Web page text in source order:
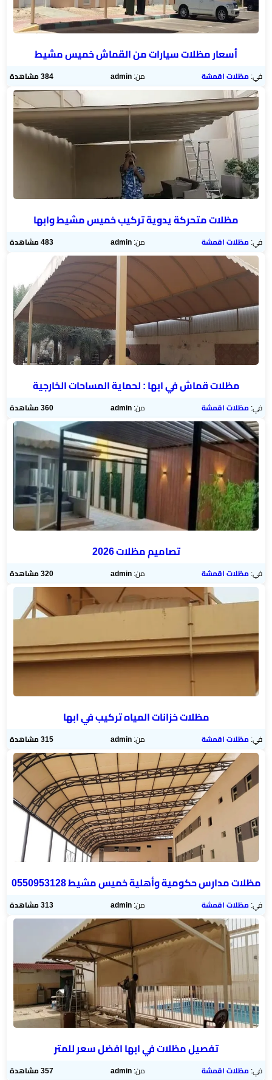
أسعار مظلات سيارات من القماش خميس مشيط
في:مظلات اقمشة من:admin 384 مشاهدة
مظلات متحركة يدوية تركيب خميس مشيط وابها
في:مظلات اقمشة من:admin 483 مشاهدة
مظلات قماش في ابها : لحماية المساحات الخارجية
في:مظلات اقمشة من:admin 360 مشاهدة
تصاميم مظلات 2026
في:مظلات اقمشة من:admin 320 مشاهدة
مظلات خزانات المياه تركيب في ابها
في:مظلات اقمشة من:admin 315 مشاهدة
مظلات مدارس حكومية وأهلية خميس مشيط 0550953128
في:مظلات اقمشة من:admin 313 مشاهدة
تفصيل مظلات في ابها افضل سعر للمتر
في:مظلات اقمشة من:admin 357 مشاهدة